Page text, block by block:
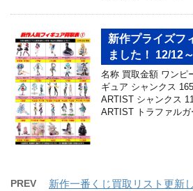
新作プライズフ
ました！ 12/12～
名称 買取金額 ワンピ
ギュア シャンクス
ARTIST シャンクス
ARTIST トラファル
PREV 新作一番くじ買取リスト更新